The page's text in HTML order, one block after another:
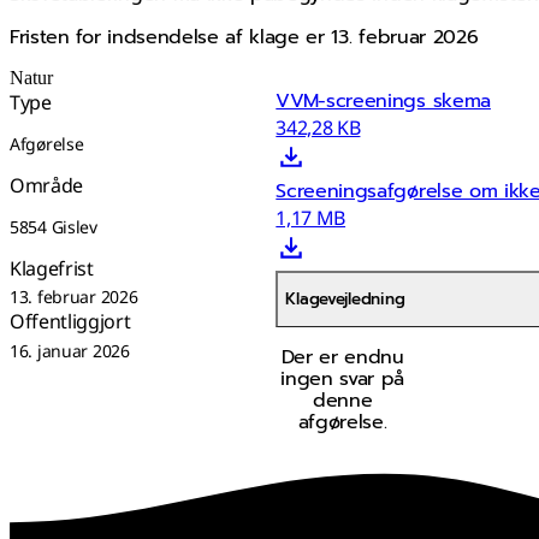
Fristen for indsendelse af klage er 13. februar 2026
Natur
Type
Afgørelse
Område
5854 Gislev
Klagefrist
13. februar 2026
Offentliggjort
16. januar 2026
VVM-screenings skema
342,28 KB
Screeningsafgørelse om
1,17 MB
Klagevejledning
Der er endnu
ingen svar på
denne
afgørelse.